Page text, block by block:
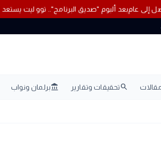
مصر لمدة تصل إلى عامبعد ألبوم "صديق البرنامج"..
searchتحقيقات وتقارير account_balanceبرلمان ونواب